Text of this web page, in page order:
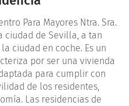
Para Mayores Ntra. Sra.
ciudad de Sevilla, a tan
ciudad en coche. Es un
por ser una vivienda
para cumplir con
de los residentes,
Las residencias de